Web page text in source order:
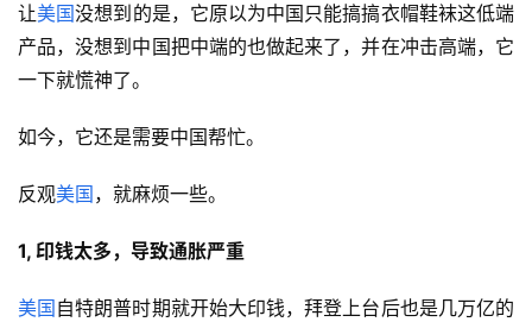
让美国没想到的是，它原以为中国只能搞搞衣帽鞋袜这低端
产品，没想到中国把中端的也做起来了，并在冲击高端，它
一下就慌神了。
如今，它还是需要中国帮忙。
反观美国 ，就麻烦一些。
1, 印钱太多，导致通胀严重
美国 自特朗普时期就开始大印钱，拜登上台后也是几万亿的